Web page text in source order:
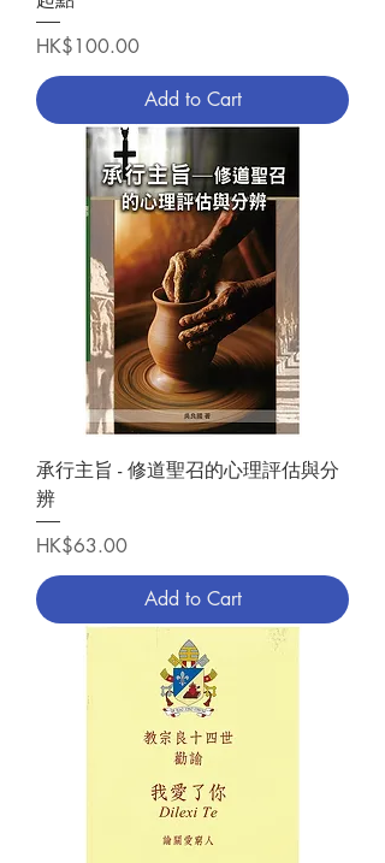
Price
HK$100.00
Add to Cart
承行主旨 - 修道聖召的心理評估與分
辨
Price
HK$63.00
Add to Cart